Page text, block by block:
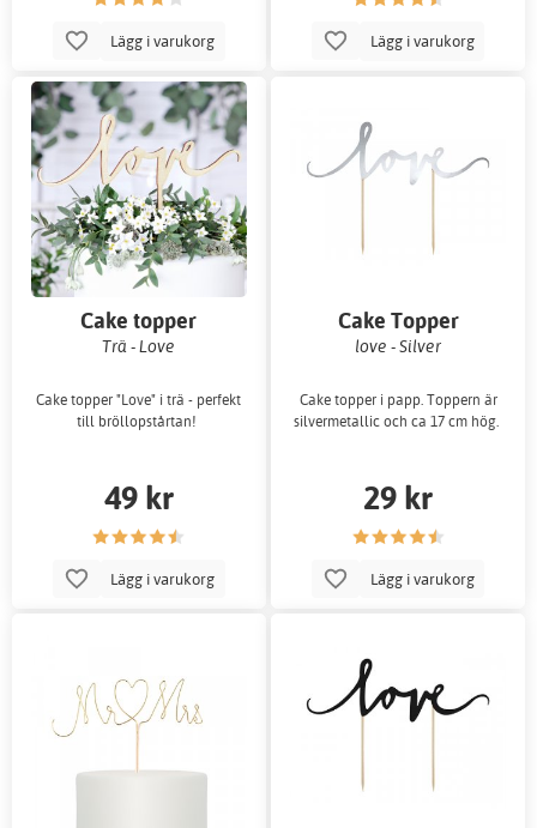
Lägg i varukorg Lägg i varukorg
Cake topper
Trä - Love
Cake topper "Love" i trä - perfekt
till bröllopstårtan!
49 kr
Lägg i varukorg
Cake Topper
love - Silver
Cake topper i papp. Toppern är
silvermetallic och ca 17 cm hög.
29 kr
Lägg i varukorg